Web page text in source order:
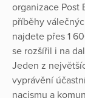
organizace Post
příběhy
najdete přes 1
se rozšířil i na
Jeden z
vyprávění
nacismu a